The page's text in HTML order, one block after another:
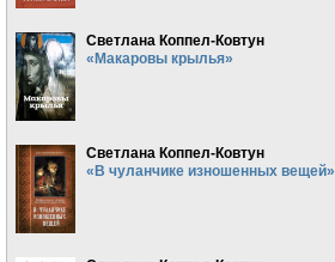
Светлана Коппел-Ковтун
«Макаровы крылья»
Светлана Коппел-Ковтун
«В чуланчике изношенных вещей»